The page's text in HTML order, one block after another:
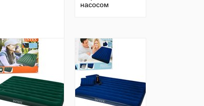
насосом